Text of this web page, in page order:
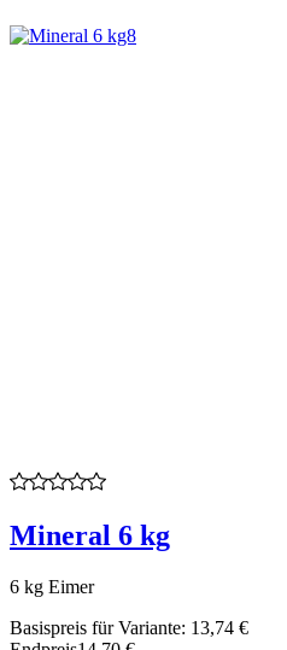
Mineral 6 kg
6 kg Eimer
Basispreis für Variante: 13,74 €